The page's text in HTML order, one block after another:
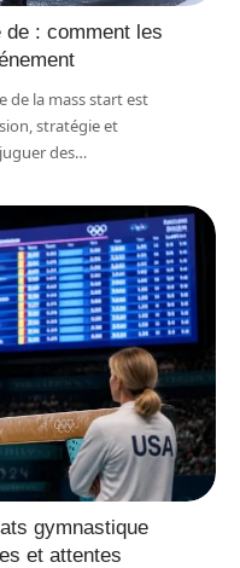
: comment les
de la mass start est
stratégie et
des…
gymnastique
et attentes